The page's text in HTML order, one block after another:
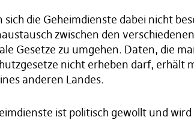
sich die Geheimdienste dabei nicht
zwischen den
Gesetze zu umgehen. Daten, die
nicht erheben darf, erhält
anderen Landes.
ist politisch gewollt und